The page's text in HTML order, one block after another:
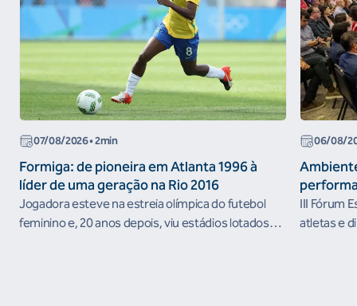
07/08/2026• 2min
Formiga: de pioneira em Atlanta 1996 à
líder de uma geração na Rio 2016
Jogadora esteve na estreia olímpica do futebol
feminino e, 20 anos depois, viu estádios lotados
06/08/
III Fórum
atletas e